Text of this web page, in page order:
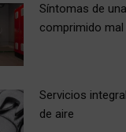
Síntomas de
comprimido
Servicios
de aire